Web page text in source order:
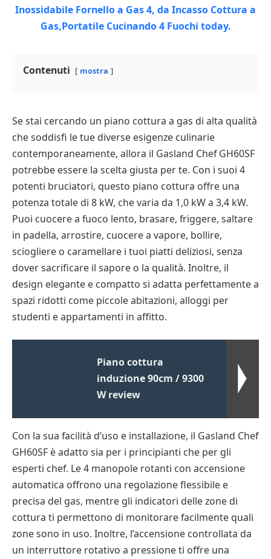
Contenuti mostra
Se stai cercando un piano cottura a gas di alta qualità
che soddisfi le tue diverse esigenze culinarie
contemporaneamente, allora il Gasland Chef GH60SF
potrebbe essere la scelta giusta per te. Con i suoi 4
potenti bruciatori, questo piano cottura offre una
potenza totale di 8 kW, che varia da 1,0 kW a 3,4 kW.
Puoi cuocere a fuoco lento, brasare, friggere, saltare
in padella, arrostire, cuocere a vapore, bollire,
sciogliere o caramellare i tuoi piatti deliziosi, senza
dover sacrificare il sapore o la qualità. Inoltre, il
design elegante e compatto si adatta perfettamente a
spazi ridotti come piccole abitazioni, alloggi per
studenti e appartamenti in affitto.
Piano cottura
induzione 90cm / 9300
W review
Con la sua facilità d’uso e installazione, il Gasland Chef
GH60SF è adatto sia per i principianti che per gli
esperti chef. Le 4 manopole rotanti con accensione
automatica offrono una regolazione flessibile e
precisa del gas, mentre gli indicatori delle zone di
cottura ti permettono di monitorare facilmente quali
zone sono in uso. Inoltre, l’accensione controllata da
un interruttore rotativo a pressione ti offre una